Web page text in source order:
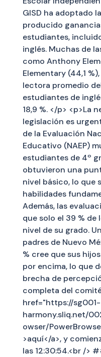
GISD ha adoptado
producido
estudiantes,
inglés. Muchas de
como Anthony
Elementary (44,1
lectora promedio
estudiantes de
18,9 %. </p> <p>La
legislación es
de la Evaluación
Educativo (NAEP)
estudiantes de 4º
obtuvieron una
nivel básico, lo que
habilidades
Además, las
que solo el 39 % de
nivel de su grado.
padres de Nuevo
% cree que sus
por encima, lo que
brecha de
completa del
href="https://sg001-
harmony.sliq.net/
owser/
>aquí</a>, y
las 12:30:54.<br />